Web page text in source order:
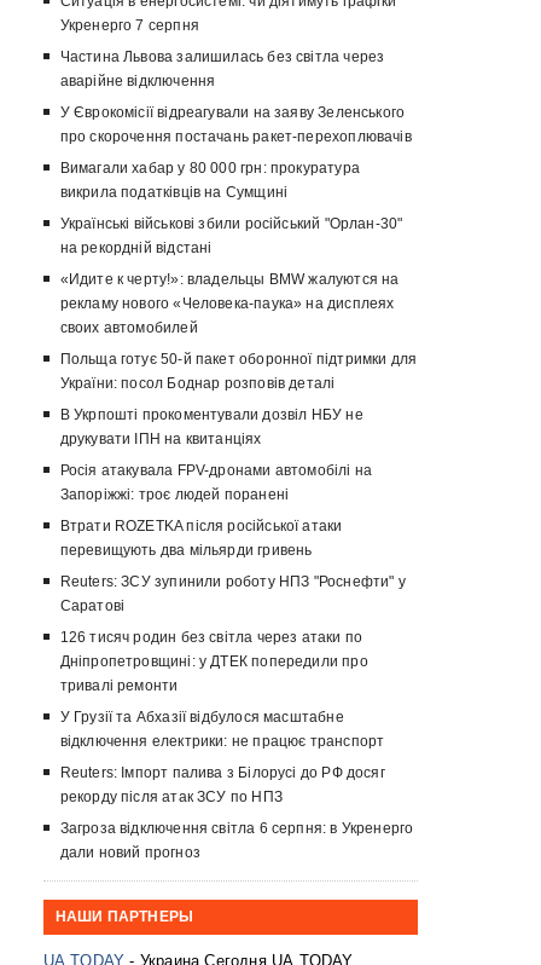
Укренерго 7 серпня
Частина Львова залишилась без світла через
аварійне відключення
У Єврокомісії відреагували на заяву Зеленського
про скорочення постачань ракет-перехоплювачів
Вимагали хабар у 80 000 грн: прокуратура
викрила податківців на Сумщині
Українські військові збили російський "Орлан-30"
на рекордній відстані
«Идите к черту!»: владельцы BMW жалуются на
рекламу нового «Человека-паука» на дисплеях
своих автомобилей
Польща готує 50-й пакет оборонної підтримки для
України: посол Боднар розповів деталі
В Укрпошті прокоментували дозвіл НБУ не
друкувати ІПН на квитанціях
Росія атакувала FPV-дронами автомобілі на
Запоріжжі: троє людей поранені
Втрати ROZETKA після російської атаки
перевищують два мільярди гривень
Reuters: ЗСУ зупинили роботу НПЗ "Роснефти" у
Саратові
126 тисяч родин без світла через атаки по
Дніпропетровщині: у ДТЕК попередили про
тривалі ремонти
У Грузії та Абхазії відбулося масштабне
відключення електрики: не працює транспорт
Reuters: Імпорт палива з Білорусі до РФ досяг
рекорду після атак ЗСУ по НПЗ
Загроза відключення світла 6 серпня: в Укренерго
дали новий прогноз
НАШИ ПАРТНЕРЫ
UA.TODAY - Украина Сегодня UA.TODAY